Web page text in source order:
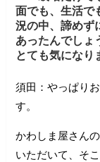
面でも、生活で
況の中、諦めず
あったんでしょ
とても気になり
須田：やっぱり
す。
かわしま屋さん
いただいて、そ